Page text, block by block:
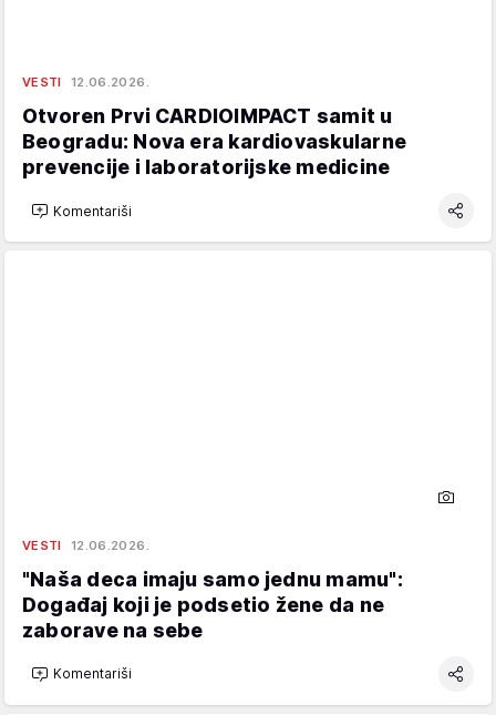
VESTI 12.06.2026.
Otvoren Prvi CARDIOIMPACT samit u
Beogradu: Nova era kardiovaskularne
prevencije i laboratorijske medicine
Komentariši
VESTI 12.06.2026.
"Naša deca imaju samo jednu mamu":
Događaj koji je podsetio žene da ne
zaborave na sebe
Komentariši